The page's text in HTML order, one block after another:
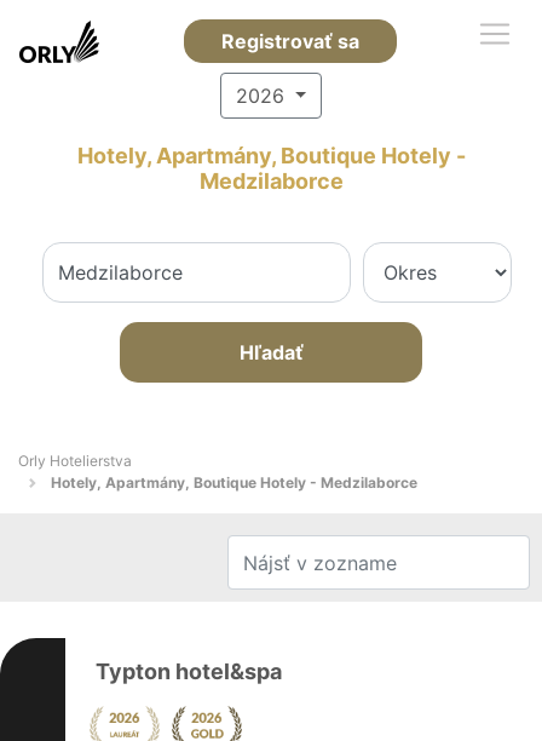
Registrovať sa
2026
Hotely, Apartmány, Boutique Hotely -
Medzilaborce
Hľadať
Orly Hotelierstva
Hotely, Apartmány, Boutique Hotely - Medzilaborce
Typton hotel&spa